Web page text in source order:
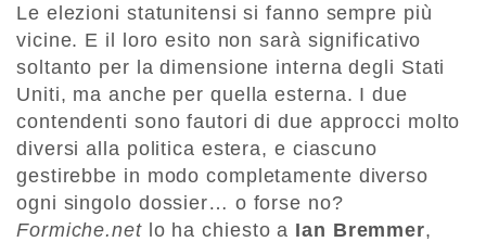
Le elezioni statunitensi si fanno sempre più
vicine. E il loro esito non sarà significativo
soltanto per la dimensione interna degli Stati
Uniti, ma anche per quella esterna. I due
contendenti sono fautori di due approcci molto
diversi alla politica estera, e ciascuno
gestirebbe in modo completamente diverso
ogni singolo dossier… o forse no?
Formiche.net lo ha chiesto a Ian Bremmer,